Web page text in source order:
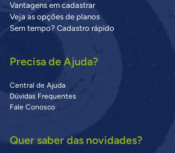
Vantagens em cadastrar
Veja as opções de planos
Sem tempo? Cadastro rápido
Precisa de Ajuda?
Central de Ajuda
Dúvidas Frequentes
Fale Conosco
Quer saber das novidades?